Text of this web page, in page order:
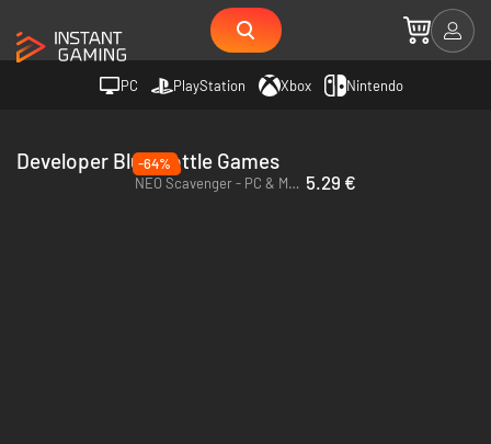
PC PlayStation Xbox Nintendo
Developer Blue Bottle Games
-64%
NEO Scavenger - PC & Mac (Steam) 5.29 €